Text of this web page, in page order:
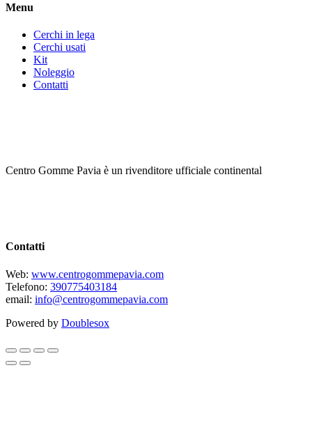
Menu
Cerchi in lega
Cerchi usati
Kit
Noleggio
Contatti
Centro Gomme Pavia è un rivenditore ufficiale continental
Contatti
Web: www.centrogommepavia.com
Telefono: 390775403184
email: info@centrogommepavia.com
Powered by Doublesox